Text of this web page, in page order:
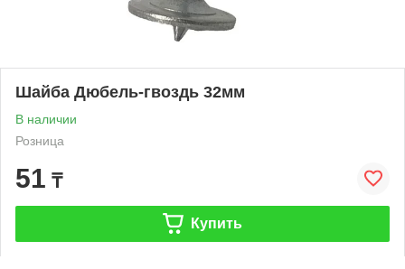
Шайба Дюбель-гвоздь 32мм
В наличии
Розница
51 ₸
Купить